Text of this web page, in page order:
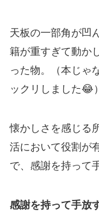
天板の一部角が凹
籍が重すぎて動か
った物。（本じゃ
ックリしました😂）
懐かしさを感じる
活において役割が
で、感謝を持って
感謝を持って手放